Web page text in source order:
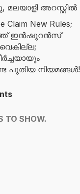
അറസ്റ്റിൽ
Claim New Rules;
ഇൻഷുറൻസ്
പുതിയ നിയമങ്ങൾ!
TO SHOW.